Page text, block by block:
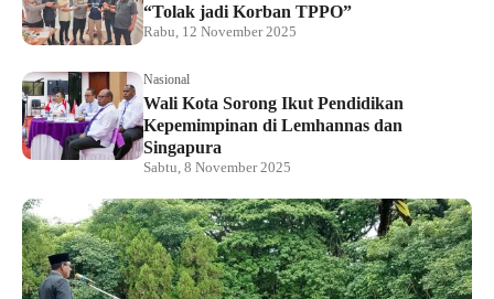
“Tolak jadi Korban TPPO”
Rabu, 12 November 2025
Nasional
Wali Kota Sorong Ikut Pendidikan
Kepemimpinan di Lemhannas dan
Singapura
Sabtu, 8 November 2025